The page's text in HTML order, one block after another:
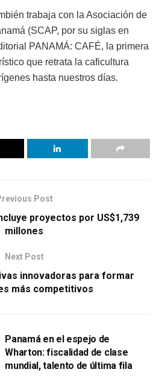
trabaja con la Asociación de
(SCAP, por su siglas en
PANAMÁ: CAFÉ, la primera
que retrata la caficultura
hasta nuestros días.
Post
proyectos por US$1,739
millones
Next Post
innovadoras para formar
más competitivos
Panamá en el espejo de
Wharton: fiscalidad de clase
mundial, talento de última fila